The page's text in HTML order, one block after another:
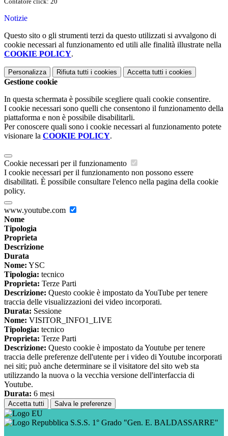
Notizie
Questo sito o gli strumenti terzi da questo utilizzati si avvalgono di
cookie necessari al funzionamento ed utili alle finalità illustrate nella
COOKIE POLICY.
Personalizza Rifiuta tutti i cookies Accetta tutti i cookies
Gestione cookie
In questa schermata è possibile scegliere quali cookie consentire.
I cookie necessari sono quelli che consentono il funzionamento della
piattaforma e non è possibile disabilitarli.
Per conoscere quali sono i cookie necessari al funzionamento potete
visionare la COOKIE POLICY.
Cookie necessari per il funzionamento
I cookie necessari per il funzionamento non possono essere
disabilitati. È possibile consultare l'elenco nella pagina della cookie
policy.
www.youtube.com
Nome
Tipologia
Proprieta
Descrizione
Durata
Nome: YSC
Tipologia: tecnico
Proprieta: Terze Parti
Descrizione: Questo cookie è impostato da YouTube per tenere
traccia delle visualizzazioni dei video incorporati.
Durata: Sessione
Nome: VISITOR_INFO1_LIVE
Tipologia: tecnico
Proprieta: Terze Parti
Descrizione: Questo cookie è impostato da Youtube per tenere
traccia delle preferenze dell'utente per i video di Youtube incorporati
nei siti; può anche determinare se il visitatore del sito web sta
utilizzando la nuova o la vecchia versione dell'interfaccia di
Youtube.
Durata: 6 mesi
Accetta tutti Salva le preferenze
S.S.S. 1° Grado "Gen. E. BALDASSARRE"